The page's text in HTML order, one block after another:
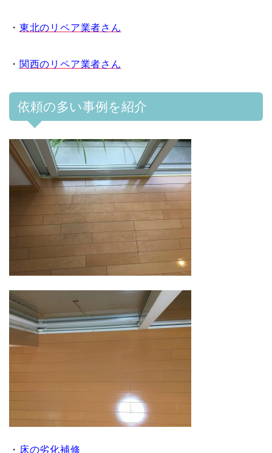
・ 東北のリペア業者さん
・ 関西のリペア業者さん
依頼の多い事例を紹介
・ 床の劣化補修